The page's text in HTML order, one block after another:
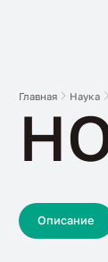
Главная Наука
Описание